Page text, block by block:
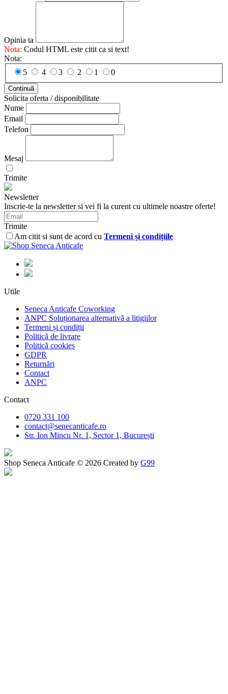
Opinia ta
Nota: Codul HTML este citit ca si text!
Nota:
5
4 3 2 1 0
Continuă
Solicita oferta / disponibilitate
Nume
Email
Telefon
Mesaj
Trimite
Newsletter
Inscrie-te la newsletter si vei fi la curent cu ultimele noastre oferte!
Trimite
Am citit si sunt de acord cu Termeni și condițiile
Utile
Seneca Anticafe Coworking
ANPC Soluționarea alternativă a litigiilor
Termeni și condiții
Politică de livrare
Politică cookies
GDPR
Returnări
Contact
ANPC
Contact
0720 331 100
contact@senecanticafe.ro
Str. Ion Mincu Nr. 1, Sector 1, București
Shop Seneca Anticafe © 2026 Created by G99